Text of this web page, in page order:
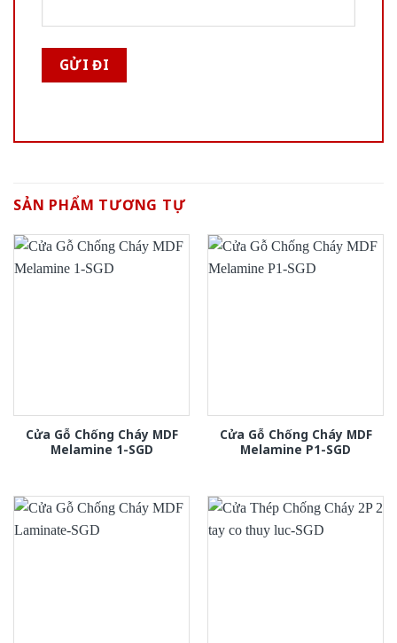
SẢN PHẨM TƯƠNG TỰ
Cửa Gỗ Chống Cháy MDF
Melamine 1-SGD
Cửa Gỗ Chống Cháy MDF
Melamine P1-SGD